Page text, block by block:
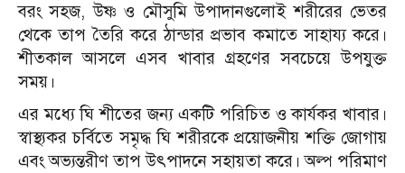
বরং সহজ, উষ্ণ ও মৌসুমি উপাদানগুলোই শরীরের ভেতর
থেকে তাপ তৈরি করে ঠান্ডার প্রভাব কমাতে সাহায্য করে।
শীতকাল আসলে এসব খাবার গ্রহণের সবচেয়ে উপযুক্ত
সময়।
এর মধ্যে ঘি শীতের জন্য একটি পরিচিত ও কার্যকর খাবার।
স্বাস্থ্যকর চর্বিতে সমৃদ্ধ ঘি শরীরকে প্রয়োজনীয় শক্তি জোগায়
এবং অভ্যন্তরীণ তাপ উৎপাদনে সহায়তা করে। অল্প পরিমাণ